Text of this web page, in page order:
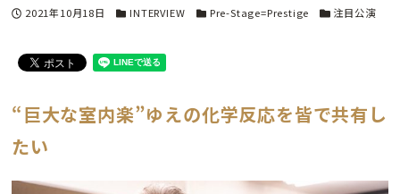
投稿日
2021年10月18日 カテゴリー
INTERVIEW カテゴリー
Pre-Stage=Prestige カテゴリー
注目公演
“巨大な室内楽”ゆえの化学反応を皆で共有し
たい